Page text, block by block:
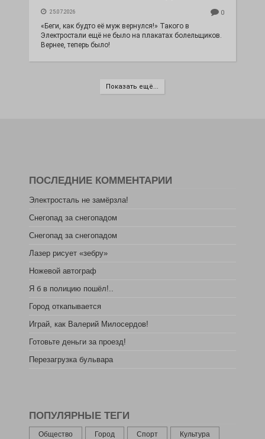
25.07.2026 0
«Беги, как будто её муж вернулся!» Такого в
Электростали ещё не было на плакатах болельщиков.
Вернее, теперь было!
Показать ещё...
ПОСЛЕДНИЕ КОММЕНТАРИИ
Электросталь не замёрзла!
Снегопад за снегопадом
Снегопад за снегопадом
Лазер рисует «зебру»
Ножевой автограф
Я б в полицию пошёл!..
Город откапывается
Играй, как Валерий Милосердов!
Готовьте деньги за проезд!
Перезагрузка бульвара
ПОПУЛЯРНЫЕ ТЕГИ
Общество Город Спорт Культура